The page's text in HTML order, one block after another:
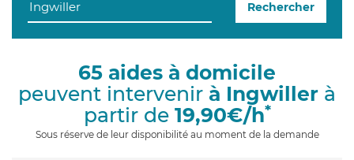
g
i
Rechercher
65 aides à domicile
peuvent intervenir à Ingwiller à
partir de 19,90€/h*
Sous réserve de leur disponibilité au moment de la demande